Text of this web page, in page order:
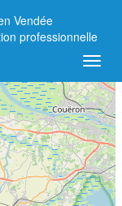
Vendée
professionnelle